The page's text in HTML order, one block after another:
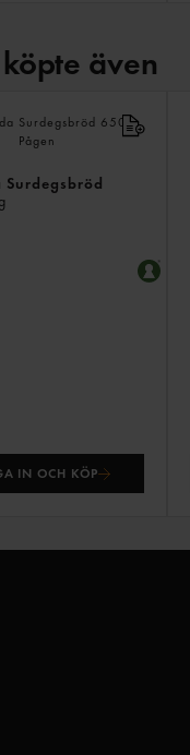
även
Surdegsbröd
IN OCH KÖP